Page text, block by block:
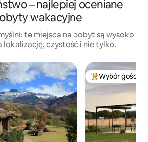
– najlepiej oceniane
wakacyjne
te miejsca na pobyt są wysoko
lokalizację, czystość i nie tylko.
kategorii Wybór gości Wybór gości